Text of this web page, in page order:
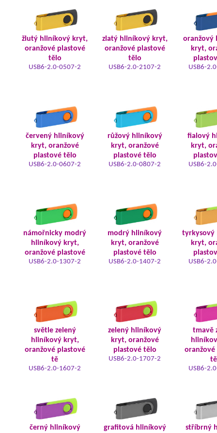
žlutý hliníkový kryt,
oranžové plastové
tělo
USB6-2.0-0507-2
zlatý hliníkový kryt,
oranžové plastové
tělo
USB6-2.0-2107-2
oranžový
kryt,
USB6-
červený hliníkový
kryt, oranžové
plastové tělo
USB6-2.0-0607-2
růžový hliníkový
kryt, oranžové
plastové tělo
USB6-2.0-0807-2
fialový
kryt,
USB6-
námořnicky modrý
hliníkový kryt,
oranžové plastové
USB6-2.0-1307-2
modrý hliníkový
kryt, oranžové
plastové tělo
USB6-2.0-1407-2
tyrkysový
kryt,
USB6-
světle zelený
hliníkový kryt,
oranžové plastové
tě
USB6-2.0-1607-2
zelený hliníkový
kryt, oranžové
plastové tělo
USB6-2.0-1707-2
tmavě
oranžové
USB6-
černý hliníkový
grafitová hliníkový
stříbrný